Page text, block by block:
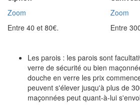
Zoom
Zoom
Entre 40 et 80€.
Entre
Les parois : les parois sont
verre de sécurité ou bien
douche en verre les prix
peuvent s'élever jusqu'à plus de
maçonnées peut quant-à-lui